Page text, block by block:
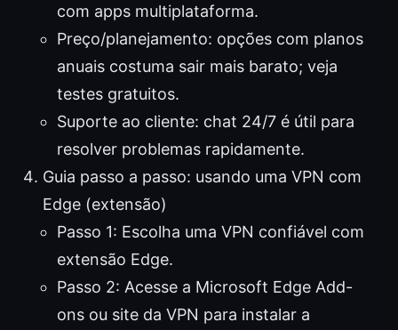
com apps multiplataforma.
Preço/planejamento: opções com planos
anuais costuma sair mais barato; veja
testes gratuitos.
Suporte ao cliente: chat 24/7 é útil para
resolver problemas rapidamente.
Guia passo a passo: usando uma VPN com
Edge (extensão)
Passo 1: Escolha uma VPN confiável com
extensão Edge.
Passo 2: Acesse a Microsoft Edge Add-
ons ou site da VPN para instalar a